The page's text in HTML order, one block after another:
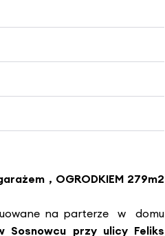
, OGRODKIEM 279m2
na parterze w domu
Sosnowcu przy ulicy Feliks